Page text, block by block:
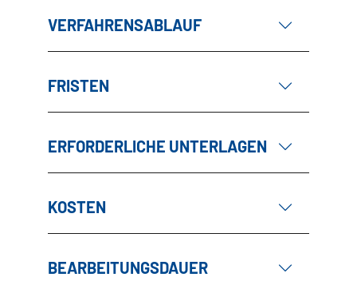
VERFAHRENSABLAUF
FRISTEN
ERFORDERLICHE UNTERLAGEN
KOSTEN
BEARBEITUNGSDAUER